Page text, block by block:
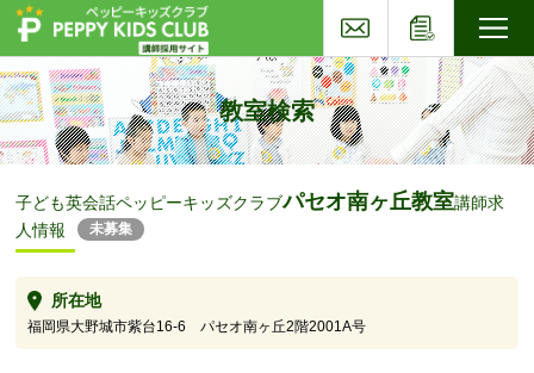
教室検索
子ども英会話ペッピーキッズクラブパセオ南ヶ丘教室講師求
人情報
未募集
所在地
福岡県大野城市紫台16-6 パセオ南ヶ丘2階2001A号